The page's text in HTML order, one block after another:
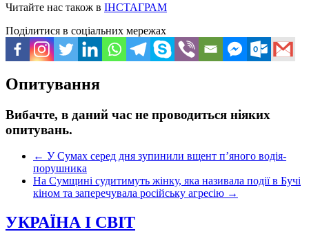
Читайте нас також в ІНСТАГРАМ
Поділитися в соціальних мережах
Опитування
Вибачте, в даний час не проводиться ніяких
опитувань.
← У Сумах серед дня зупинили вщент п’яного водія-
порушника
На Сумщині судитимуть жінку, яка називала події в Бучі
кіном та заперечувала російську агресію →
УКРАЇНА І СВІТ